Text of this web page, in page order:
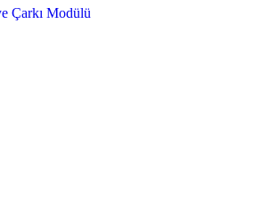
Çarkı Modülü